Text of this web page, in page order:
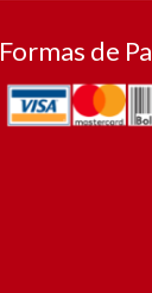
Formas de